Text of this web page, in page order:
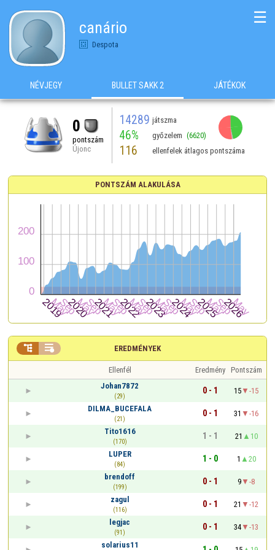
canário
Despota
☰
NÉVJEGY BULLET SAKK 2 JÁTÉKOK
0
pontszám
Újonc
14289 játszma
46% győzelem (6620)
116 ellenfelek átlagos pontszáma
PONTSZÁM ALAKULÁSA
EREDMÉNYEK
 
Ellenfél Eredmény Pontszám
Johan7872
(29)
0 - 1 15
-15
DILMA_BUCEFALA
(21)
0 - 1 31
-16
Tito1616
(170)
1 - 1 21
10
LUPER
(84)
1 - 0 1
20
brendoff
(199)
0 - 1 9
-8
zagul
(116)
0 - 1 21
-12
legjac
(91)
0 - 1 34
-13
solarius11